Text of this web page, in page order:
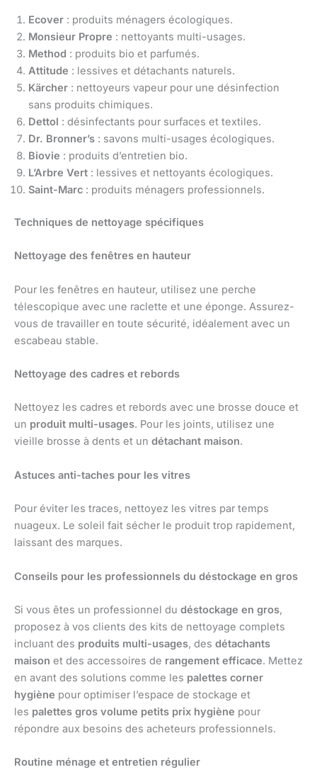
Ecover : produits ménagers écologiques.
Monsieur Propre : nettoyants multi-usages.
Method : produits bio et parfumés.
Attitude : lessives et détachants naturels.
Kärcher : nettoyeurs vapeur pour une désinfection
sans produits chimiques.
Dettol : désinfectants pour surfaces et textiles.
Dr. Bronner’s : savons multi-usages écologiques.
Biovie : produits d’entretien bio.
L’Arbre Vert : lessives et nettoyants écologiques.
Saint-Marc : produits ménagers professionnels.
Techniques de nettoyage spécifiques
Nettoyage des fenêtres en hauteur
Pour les fenêtres en hauteur, utilisez une perche
télescopique avec une raclette et une éponge. Assurez-
vous de travailler en toute sécurité, idéalement avec un
escabeau stable.
Nettoyage des cadres et rebords
Nettoyez les cadres et rebords avec une brosse douce et
un produit multi-usages. Pour les joints, utilisez une
vieille brosse à dents et un détachant maison.
Astuces anti-taches pour les vitres
Pour éviter les traces, nettoyez les vitres par temps
nuageux. Le soleil fait sécher le produit trop rapidement,
laissant des marques.
Conseils pour les professionnels du déstockage en gros
Si vous êtes un professionnel du déstockage en gros,
proposez à vos clients des kits de nettoyage complets
incluant des produits multi-usages, des détachants
maison et des accessoires de rangement efficace. Mettez
en avant des solutions comme les palettes corner
hygiène pour optimiser l’espace de stockage et
les palettes gros volume petits prix hygiène pour
répondre aux besoins des acheteurs professionnels.
Routine ménage et entretien régulier